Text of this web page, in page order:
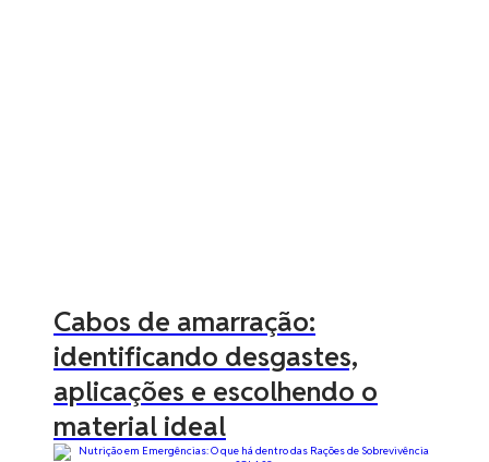
Cabos de amarração:
identificando desgastes,
aplicações e escolhendo o
material ideal